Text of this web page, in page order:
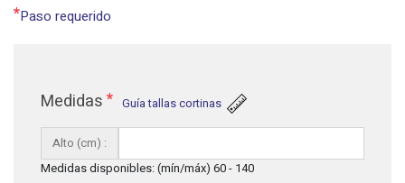
*Paso requerido
Medidas * Guía tallas cortinas
Alto (cm) :
Medidas disponibles: (mín/máx) 60 - 140